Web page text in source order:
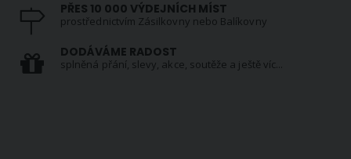
PŘES 10 000 VÝDEJNÍCH MÍST
prostřednictvím Zásilkovny nebo Balíkovny
DODÁVÁME RADOST
splněná přání, slevy, akce, soutěže a ještě víc...